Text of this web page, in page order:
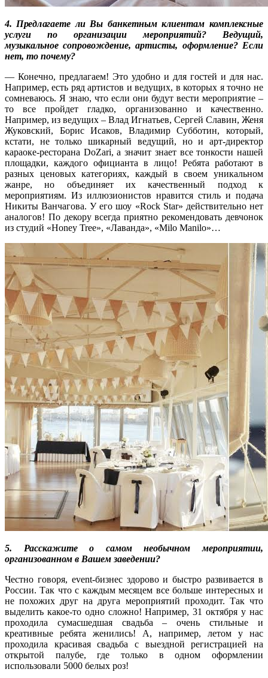
4. Предлагаете ли Вы банкетным клиентам комплексные
услуги по организации мероприятий? Ведущий,
музыкальное сопровождение, артисты, оформление? Если
нет, то почему?
— Конечно, предлагаем! Это удобно и для гостей и для нас.
Например, есть ряд артистов и ведущих, в которых я точно не
сомневаюсь. Я знаю, что если они будут вести мероприятие –
то все пройдет гладко, организованно и качественно.
Например, из ведущих – Влад Игнатьев, Сергей Славин, Женя
Жуковский, Борис Исаков, Владимир Субботин, который,
кстати, не только шикарный ведущий, но и арт-директор
караоке-ресторана DoZari, а значит знает все тонкости нашей
площадки, каждого официанта в лицо! Ребята работают в
разных ценовых категориях, каждый в своем уникальном
жанре, но объединяет их качественный подход к
мероприятиям. Из иллюзионистов нравится стиль и подача
Никиты Ванчагова. У его шоу «Rock Star» действительно нет
аналогов! По декору всегда приятно рекомендовать девчонок
из студий «Honey Tree», «Лаванда», «Milo Manilo»…
5. Расскажите о самом необычном мероприятии,
организованном в Вашем заведении?
Честно говоря, event-бизнес здорово и быстро развивается в
России. Так что с каждым месяцем все больше интересных и
не похожих друг на друга мероприятий проходит. Так что
выделить какое-то одно сложно! Например, 31 октября у нас
проходила сумасшедшая свадьба – очень стильные и
креативные ребята женились! А, например, летом у нас
проходила красивая свадьба с выездной регистрацией на
открытой палубе, где только в одном оформлении
использовали 5000 белых роз!